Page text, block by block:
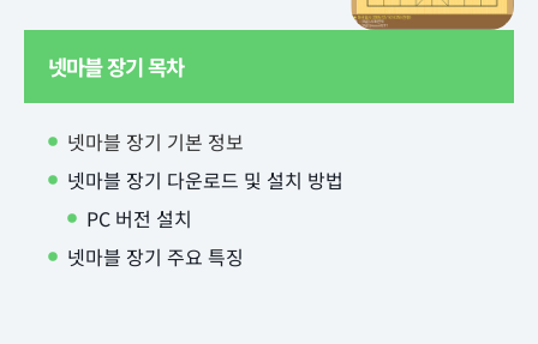
넷마블 장기 목차
넷마블 장기 기본 정보
넷마블 장기 다운로드 및 설치 방법
PC 버전 설치
넷마블 장기 주요 특징